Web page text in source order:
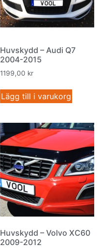
Huvskydd – Audi Q7
2004-2015
1199,00 kr
Lägg till i varukorg
Huvskydd – Volvo XC60
2009-2012